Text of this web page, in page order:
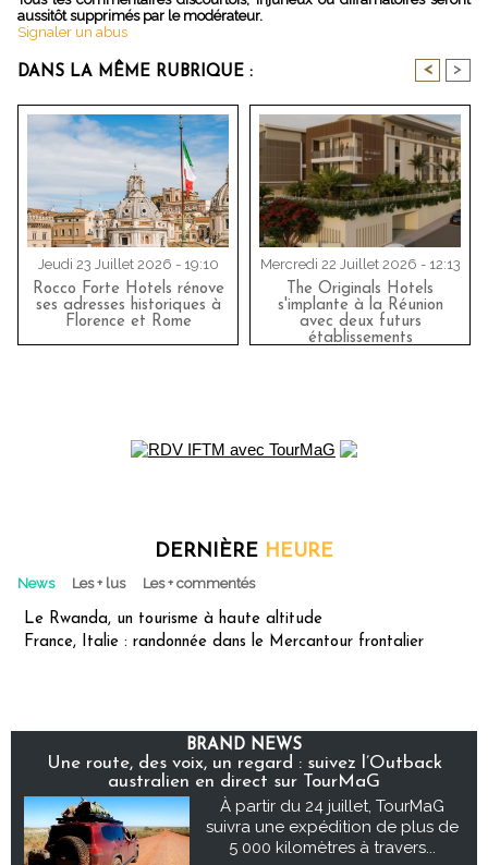
aussitôt supprimés par le modérateur.
Signaler un abus
DANS LA MÊME RUBRIQUE : < >
Jeudi 23 Juillet 2026 - 19:10
Rocco Forte Hotels rénove
ses adresses historiques à
Florence et Rome
Mercredi 22 Juillet 2026 - 12:13
The Originals Hotels
s'implante à la Réunion
avec deux futurs
établissements
DERNIÈRE HEURE
News Les + lus Les + commentés
Le Rwanda, un tourisme à haute altitude
France, Italie : randonnée dans le Mercantour frontalier
BRAND NEWS
Une route, des voix, un regard : suivez l’Outback
australien en direct sur TourMaG
À partir du 24 juillet, TourMaG
suivra une expédition de plus de
5 000 kilomètres à travers...